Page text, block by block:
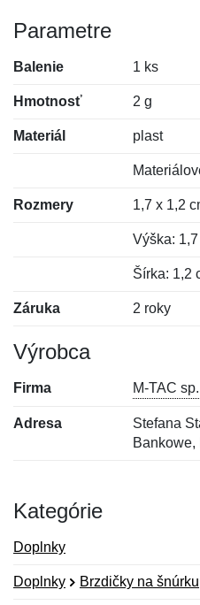
Parametre
Balenie 1 ks
Hmotnosť 2 g
Materiál plast
Rozmery 1,7 x 1,2
Výška:
Šírka: 1,2
Záruka 2 roky
Výrobca
Firma M-TAC
Adresa
Stefana
Kategórie
Doplnky
Doplnky Brzdičky na šnúrku